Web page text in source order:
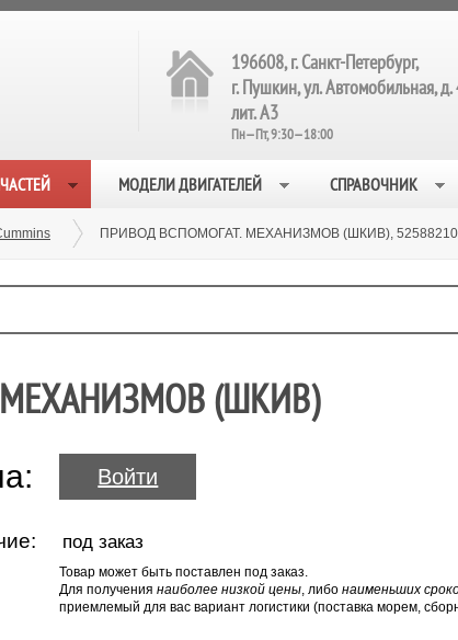
196608, г. Санкт-Петербург,
г. Пушкин, ул. Автомобильная, д.
лит. А3
Пн—Пт, 9:30—18:00
МОДЕЛИ ДВИГАТЕЛЕЙ СПРАВОЧНИК
ПРИВОД ВСПОМОГАТ. МЕХАНИЗМОВ (ШКИВ),
МЕХАНИЗМОВ (ШКИВ)
Войти
под заказ
Товар может быть поставлен под заказ.
Для получениянаиболее низкой цены, либонаименьших
приемлемый для вас вариант логистики (поставка морем,